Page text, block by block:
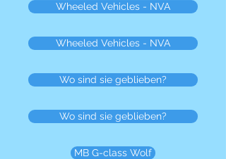
Wheeled Vehicles - NVA
Wheeled Vehicles - NVA
Wo sind sie geblieben?
Wo sind sie geblieben?
MB G-class Wolf